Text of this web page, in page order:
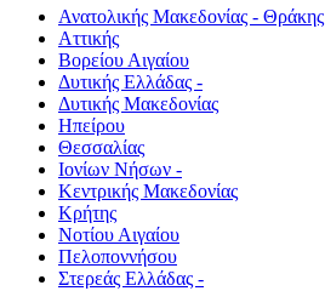
Ανατολικής Μακεδονίας - Θράκης
Αττικής
Βορείου Αιγαίου
Δυτικής Ελλάδας -
Δυτικής Μακεδονίας
Ηπείρου
Θεσσαλίας
Ιονίων Νήσων -
Κεντρικής Μακεδονίας
Κρήτης
Νοτίου Αιγαίου
Πελοποννήσου
Στερεάς Ελλάδας -